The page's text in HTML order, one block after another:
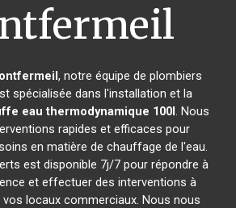
, notre équipe de plombiers
spécialisée dans l'installation et la
eau thermodynamique 100l. Nous
rapides et efficaces pour
en matière de chauffage de l'eau.
est disponible 7j/7 pour répondre à
et effectuer des interventions à
locaux commerciaux. Nous nous